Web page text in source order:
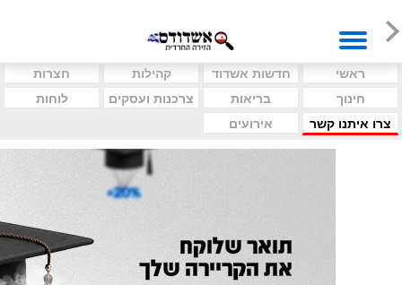
ראשי חדשות אשדוד קהילות
חצרות
חינוך
בריאות צרכנות ועסקים
לוחות
צרו איתנו קשר
אירועים